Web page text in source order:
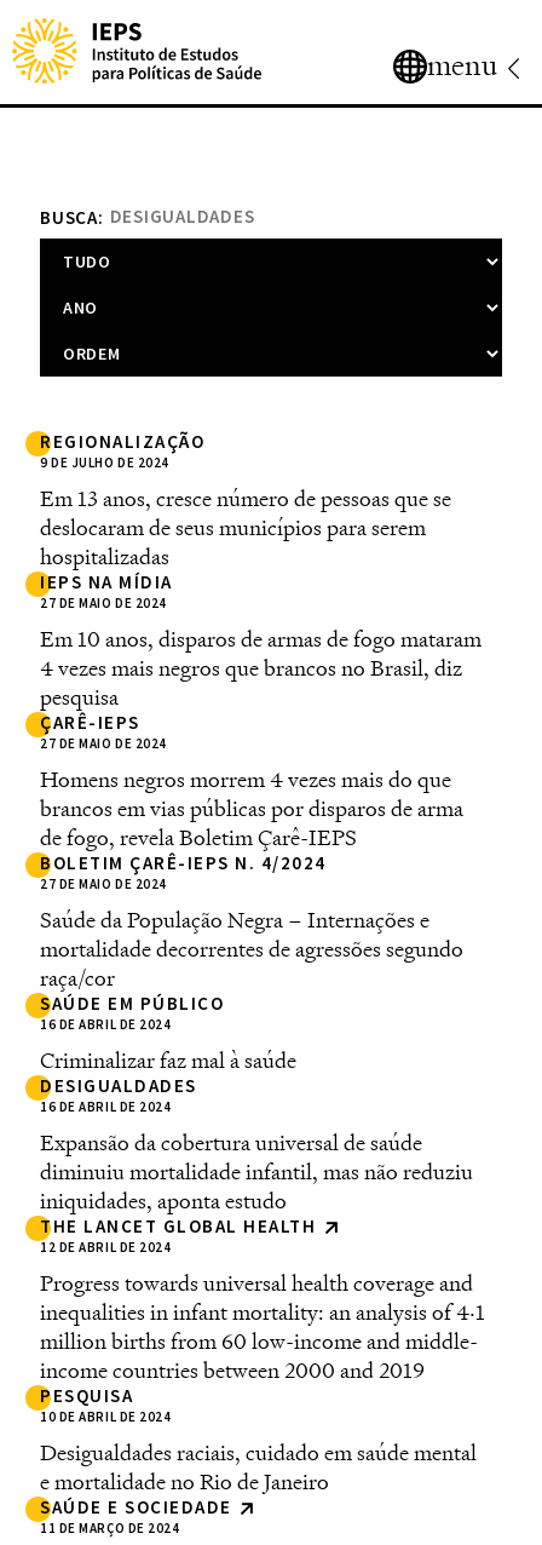
menu
BUSCA:
REGIONALIZAÇÃO
9 DE JULHO DE 2024
Em 13 anos, cresce número de pessoas que se
deslocaram de seus municípios para serem
hospitalizadas
IEPS NA MÍDIA
27 DE MAIO DE 2024
Em 10 anos, disparos de armas de fogo mataram
4 vezes mais negros que brancos no Brasil, diz
pesquisa
ÇARÊ-IEPS
27 DE MAIO DE 2024
Homens negros morrem 4 vezes mais do que
brancos em vias públicas por disparos de arma
de fogo, revela Boletim Çarê-IEPS
BOLETIM ÇARÊ-IEPS N. 4/2024
27 DE MAIO DE 2024
Saúde da População Negra – Internações e
mortalidade decorrentes de agressões segundo
raça/cor
SAÚDE EM PÚBLICO
16 DE ABRIL DE 2024
Criminalizar faz mal à saúde
DESIGUALDADES
16 DE ABRIL DE 2024
Expansão da cobertura universal de saúde
diminuiu mortalidade infantil, mas não reduziu
iniquidades, aponta estudo
THE LANCET GLOBAL HEALTH
12 DE ABRIL DE 2024
Progress towards universal health coverage and
inequalities in infant mortality: an analysis of 4·1
million births from 60 low-income and middle-
income countries between 2000 and 2019
PESQUISA
10 DE ABRIL DE 2024
Desigualdades raciais, cuidado em saúde mental
e mortalidade no Rio de Janeiro
SAÚDE E SOCIEDADE
11 DE MARÇO DE 2024